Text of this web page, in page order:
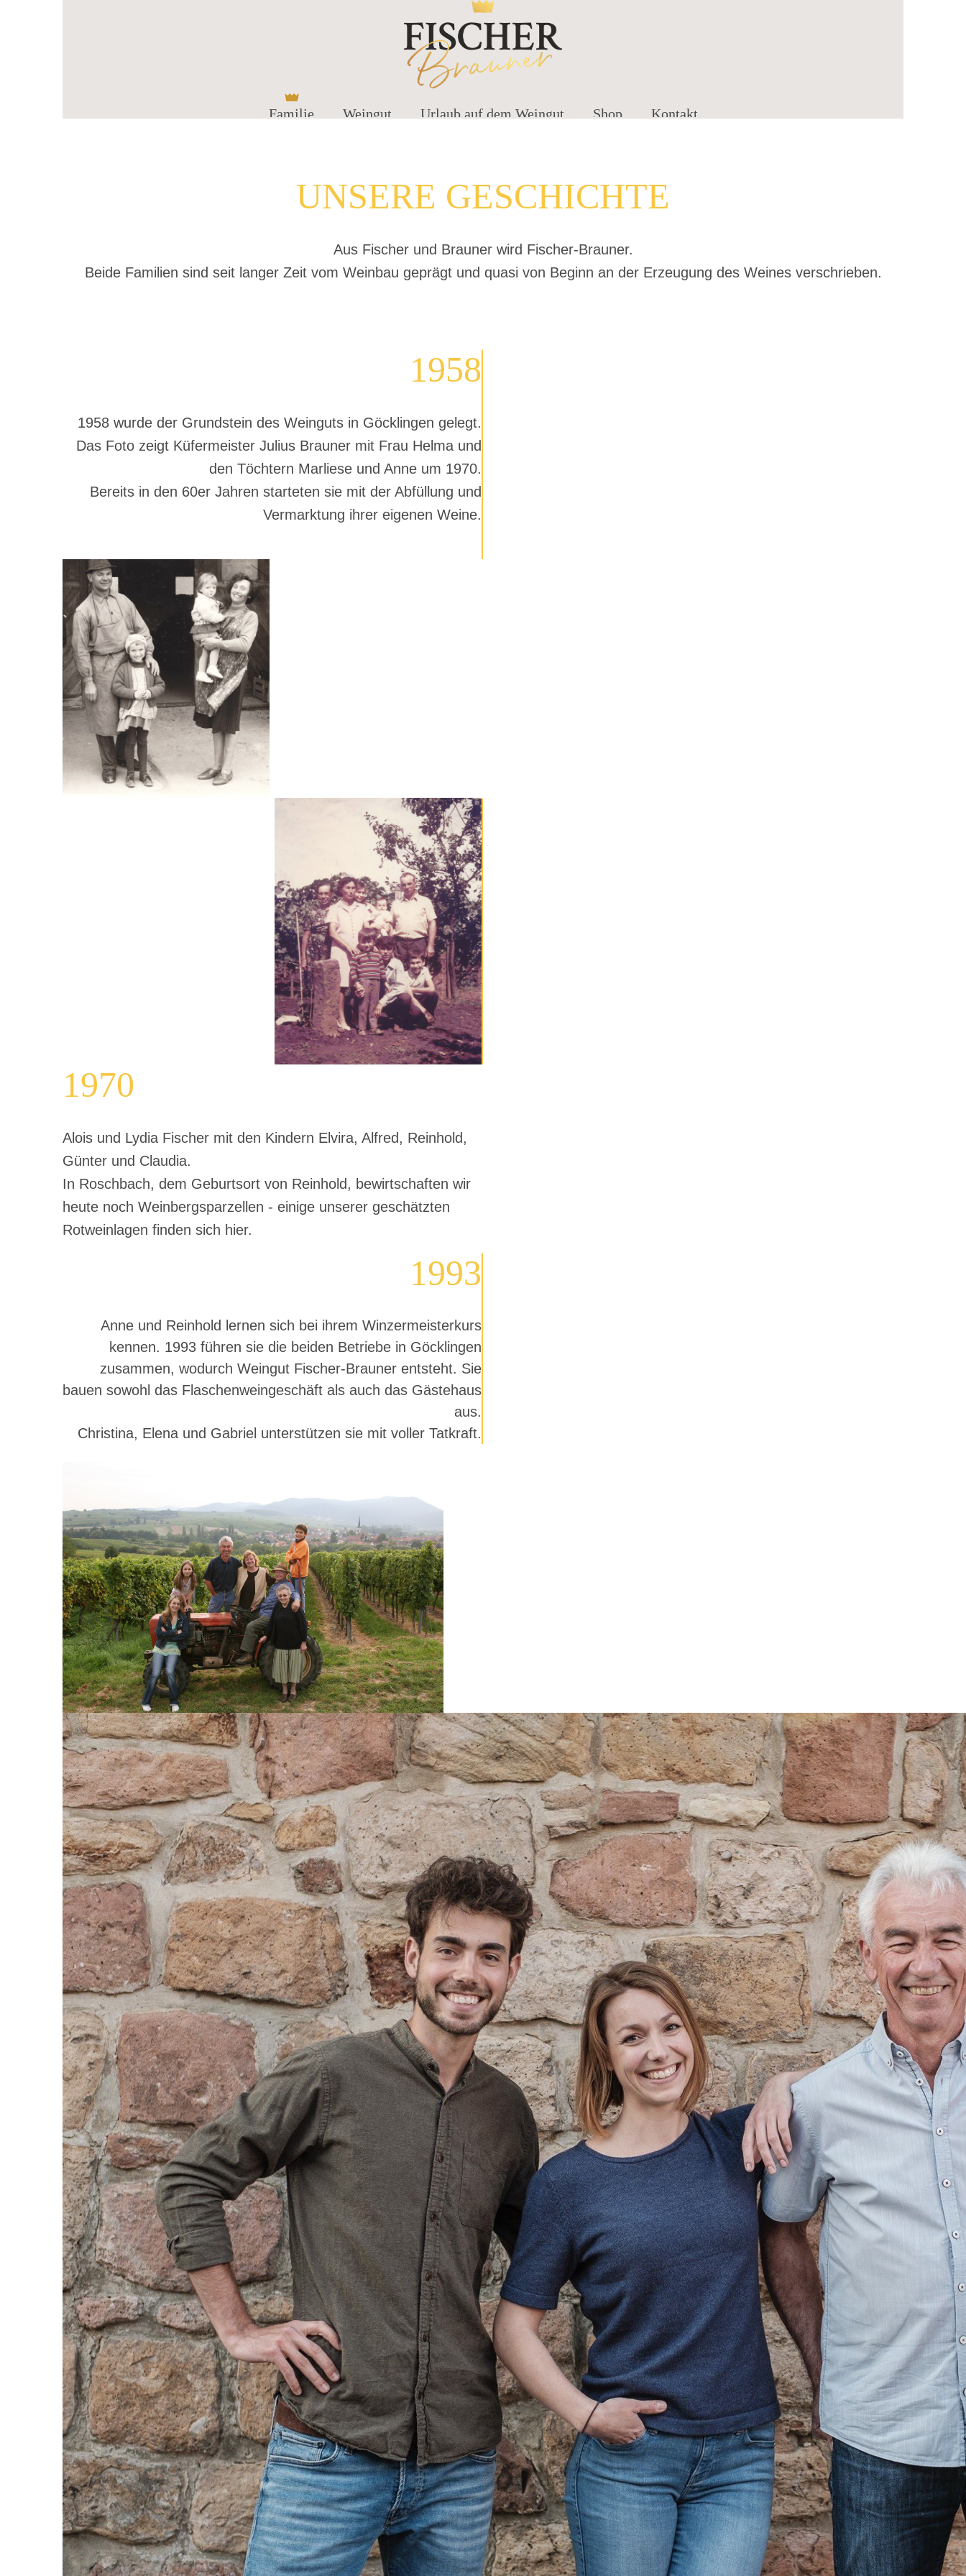
Familie Weingut Urlaub auf dem Weingut Shop Kontakt
UNSERE GESCHICHTE
Aus Fischer und Brauner wird Fischer-Brauner.
Beide Familien sind seit langer Zeit vom Weinbau geprägt und quasi von Beginn an der Erzeugung des Weines verschrieben.
1958
1958 wurde der Grundstein des Weinguts in Göcklingen gelegt.
Das Foto zeigt Küfermeister Julius Brauner mit Frau Helma und
den Töchtern Marliese und Anne um 1970.
Bereits in den 60er Jahren starteten sie mit der Abfüllung und
Vermarktung ihrer eigenen Weine.
1970
Alois und Lydia Fischer mit den Kindern Elvira, Alfred, Reinhold,
Günter und Claudia.
In Roschbach, dem Geburtsort von Reinhold, bewirtschaften wir
heute noch Weinbergsparzellen - einige unserer geschätzten
Rotweinlagen finden sich hier.
1993
Anne und Reinhold lernen sich bei ihrem Winzermeisterkurs
kennen. 1993 führen sie die beiden Betriebe in Göcklingen
zusammen, wodurch Weingut Fischer-Brauner entsteht. Sie
bauen sowohl das Flaschenweingeschäft als auch das Gästehaus
aus.
Christina, Elena und Gabriel unterstützen sie mit voller Tatkraft.